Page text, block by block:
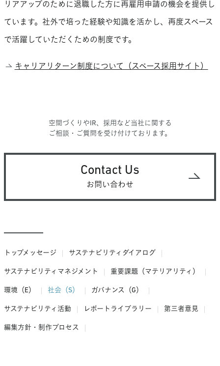
リアアップのために退職した方に再雇用申請の機会を提供し
ています。社外で培った経験や知識を活かし、再度スペース
で活躍していただくための制度です。
キャリアリターン制度について（スペース採用サイト）
空間づくりやIR、採用など当社に関する
ご相談・ご質問を受け付けております。
Contact Us
お問い合わせ
トップメッセージ サステナビリティダイアログ
サステナビリティマネジメント 重要課題（マテリアリティ）
環境（E） 社会（S） ガバナンス（G）
サステナビリティ活動 レポートライブラリー 第三者意見
編集方針・制作プロセス